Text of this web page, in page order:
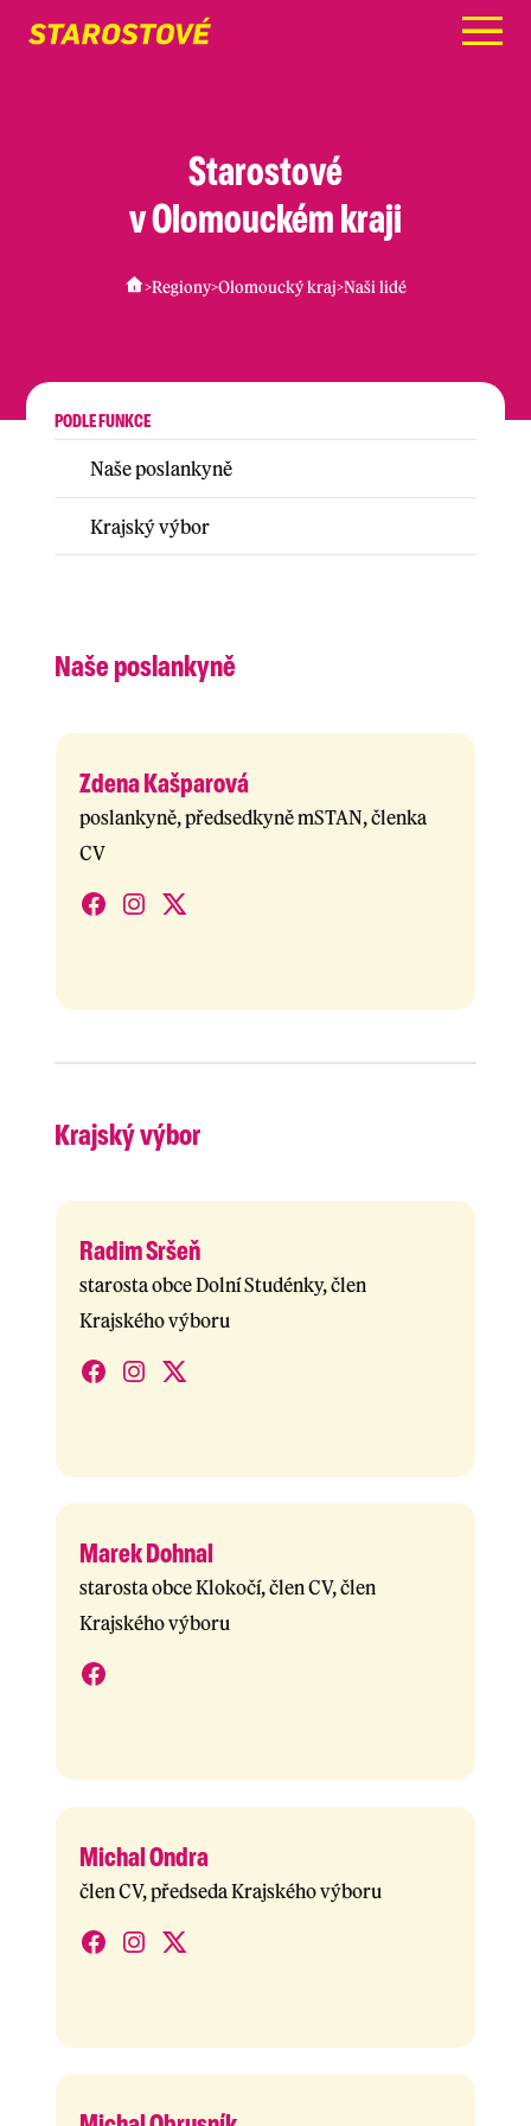
Menu
Starostové
v Olomouckém kraji
>Regiony>Olomoucký kraj>Naši lidé
PODLE FUNKCE
Naše poslankyně
Krajský výbor
Naše poslankyně
Zdena Kašparová
poslankyně, předsedkyně mSTAN, členka
CV
Krajský výbor
Radim Sršeň
starosta obce Dolní Studénky, člen
Krajského výboru
Marek Dohnal
starosta obce Klokočí, člen CV, člen
Krajského výboru
Michal Ondra
člen CV, předseda Krajského výboru